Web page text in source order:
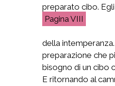
preparato cibo.
VIII
della
preparazione che
bisogno di un cibo
E ritornando al